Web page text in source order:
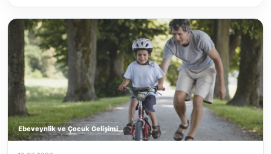
Ebeveynlik ve Çocuk Gelişimi